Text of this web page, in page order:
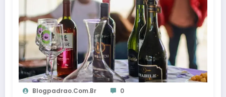
Blogpadrao.com.br 0